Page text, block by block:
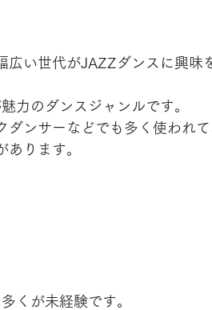
い世代がJAZZダンスに興味
力のダンスジャンルです。
ンサーなどでも多く使われ
ります。
くが未経験です。